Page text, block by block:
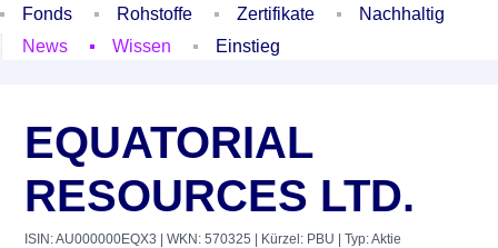
Fonds
Rohstoffe Zertifikate
Nachhaltig
News
Wissen Einstieg
EQUATORIAL
RESOURCES LTD.
ISIN: AU000000EQX3 | WKN: 570325 | Kürzel: PBU | Typ: Aktie